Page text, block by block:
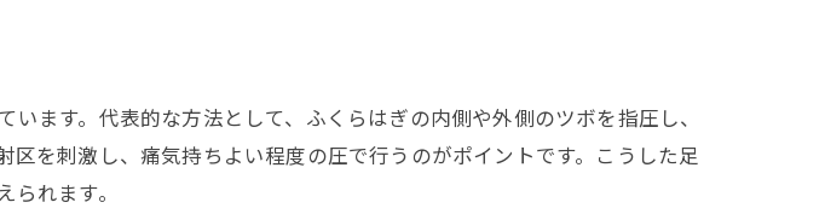
ます。代表的な方法として、ふくらはぎの内側や外側のツボを指圧し、
を刺激し、痛気持ちよい程度の圧で行うのがポイントです。こうした足
れます。